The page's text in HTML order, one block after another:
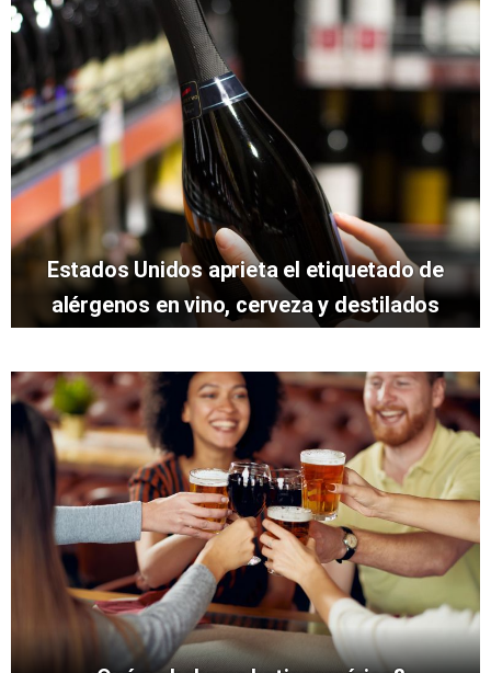
Estados Unidos aprieta el etiquetado de
alérgenos en vino, cerveza y destilados